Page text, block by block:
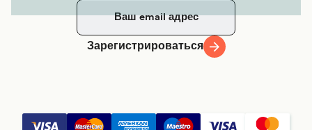
Зарегистрироваться